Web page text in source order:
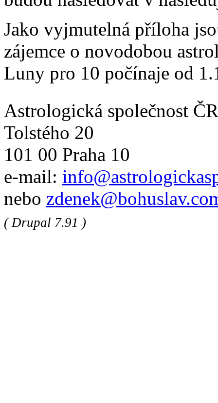
Jako vyjmutelná příloha
zájemce o novodobou
Luny pro 10 počínaje od
Astrologická společnost ČR
Tolstého 20
101 00 Praha 10
e-mail:
nebo
( Drupal 7.91 )